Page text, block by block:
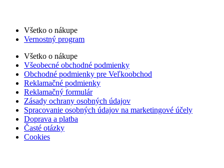
Všetko o nákupe
Vernostný program
Všetko o nákupe
Všeobecné obchodné podmienky
Obchodné podmienky pre Veľkoobchod
Reklamačné podmienky
Reklamačný formulár
Zásady ochrany osobných údajov
Spracovanie osobných údajov na marketingové účely
Doprava a platba
Časté otázky
Cookies